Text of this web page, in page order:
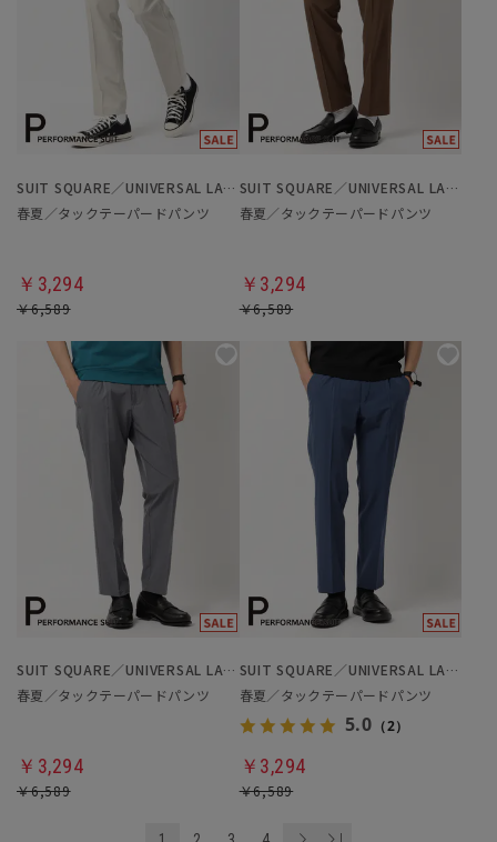
SUIT SQUARE／UNIVERSAL LANGUAGE
春夏／タックテーパードパンツ
￥3,294
￥6,589
SUIT SQUARE／UNIVERSAL LANGUAGE
春夏／タックテーパードパンツ
￥3,294
￥6,589
SUIT SQUARE／UNIVERSAL LANGUAGE
春夏／タックテーパードパンツ
￥3,294
￥6,589
SUIT SQUARE／UNIVERSAL LANGUAGE
春夏／タックテーパードパンツ
5.0 （2）
￥3,294
￥6,589